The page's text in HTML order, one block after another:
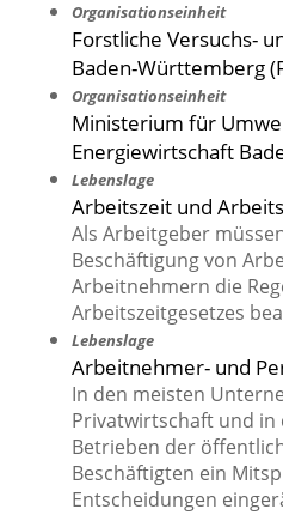
Organisationseinheit
Forstliche Versuchs-
Baden-Württemberg
Organisationseinheit
Ministerium für
Energiewirtschaft
Lebenslage
Arbeitszeit und
Als Arbeitgeber
Beschäftigung von
Arbeitnehmern die
Arbeitszeitgesetzes
Lebenslage
Arbeitnehmer- und
In den meisten
Privatwirtschaft und
Betrieben der
Beschäftigten ein
Entscheidungen